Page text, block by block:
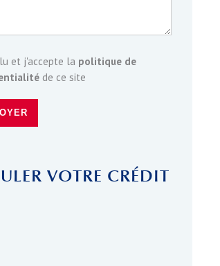
lu et j'accepte la politique de
de ce site
VOTRE CRÉDIT